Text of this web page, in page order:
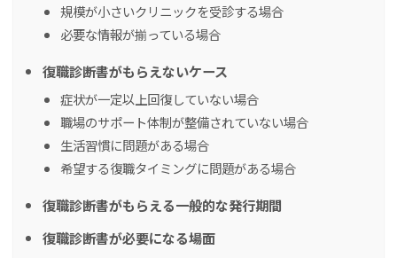
規模が小さいクリニックを受診する場合
必要な情報が揃っている場合
復職診断書がもらえないケース
症状が一定以上回復していない場合
職場のサポート体制が整備されていない場合
生活習慣に問題がある場合
希望する復職タイミングに問題がある場合
復職診断書がもらえる一般的な発行期間
復職診断書が必要になる場面